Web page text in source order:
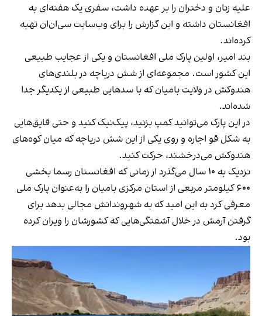
علیه زنان و دختران را بر عهده داشت، سفری یک هفته‌ای به
افغانستان داشته و این گزارش را برای وب‌سایت سی‌ان‌ان تهیه
کرده‌اند.
بند امیر، اولین پارک ملی افغانستان و یکی از عجایب طبیعی
این کشور است. مجموعه‌ای از شش دریاچه در بلندی‌های
هندوکش در ولایت بامیان که با سدهایی طبیعی از یکدیگر جدا
شده‌‌اند.
در این پارک می‌توانید کمپ بزنید، پیک‌نیک کنید و حتی قایق‌‌هایی
به شکل قو اجاره و روی یکی از این شش دریاچه که میان کوه‌‌های
هندوکش می‌‌درخشند، حرکت کنید.
نزدیک به ۱۰ سال می‌گذرد از زمانی که افغانستان رسما بخشی
۶۰۰ کیلومتر مربعی از استان مرکزی بامیان را به‌‌عنوان پارک ملی
معرفی کرد به این امید که به شهروندانش مجالی بدهد برای
گرفتن آرمش در خلال آشفتگی‌‌هایی که کشورشان را ویران کرده
بود.